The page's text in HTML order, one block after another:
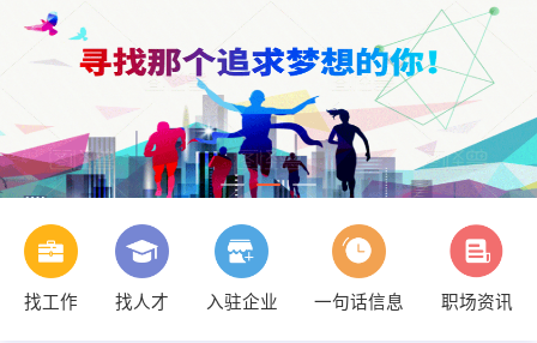
找工作 找人才 入驻企业 一句话信息 职场资讯
陈征怿 发布 [文员 ] 招聘信息